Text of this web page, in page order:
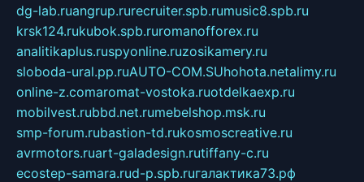
dg-lab.ruangrup.rurecruiter.spb.rumusic8.spb.ru
krsk124.rukubok.spb.ruromanofforex.ru
analitikaplus.ruspyonline.ruzosikamery.ru
sloboda-ural.pp.ruAUTO-COM.SUhohota.netalimy.ru
online-z.comaromat-vostoka.ruotdelkaexp.ru
mobilvest.rubbd.net.rumebelshop.msk.ru
smp-forum.rubastion-td.rukosmoscreative.ru
avrmotors.ruart-galadesign.rutiffany-c.ru
ecostep-samara.rud-p.spb.ruгалактика73.рф